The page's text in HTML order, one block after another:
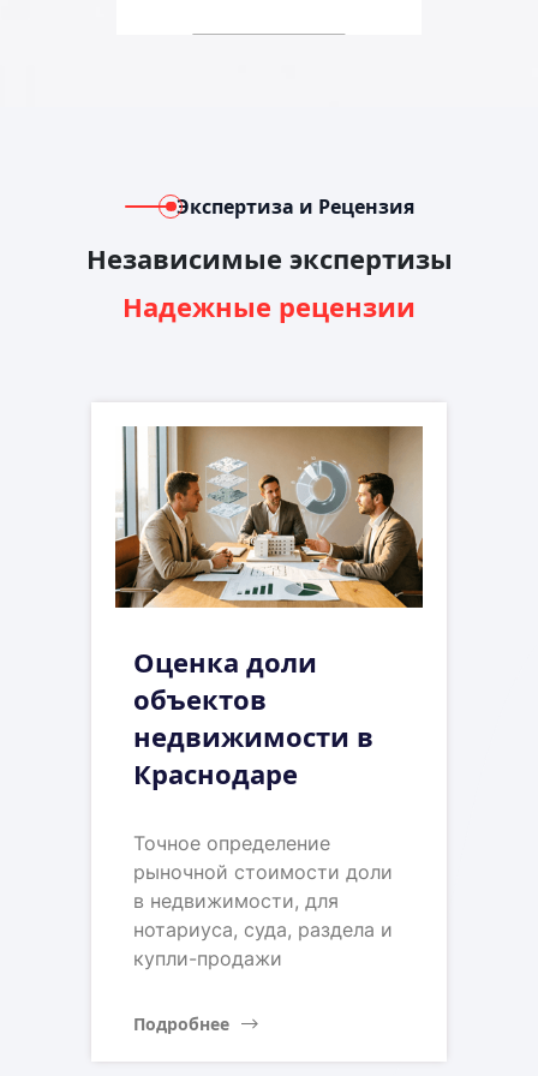
Экспертиза и Рецензия
Независимые экспертизы
Надежные рецензии
Оценка доли
объектов
недвижимости в
Краснодаре
Точное определение
рыночной стоимости доли
в недвижимости, для
нотариуса, суда, раздела и
купли-продажи
Подробнее